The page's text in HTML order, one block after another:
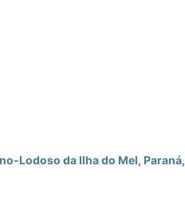
Lodoso da Ilha do Mel, Paraná,